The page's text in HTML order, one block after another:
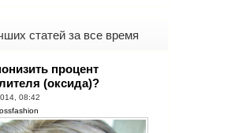
статей за все время
процент
(оксида)?
08:42